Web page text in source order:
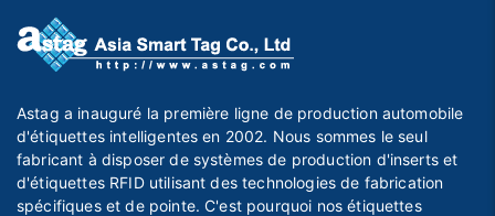
Astag a inauguré la première ligne de production automobile
d'étiquettes intelligentes en 2002. Nous sommes le seul
fabricant à disposer de systèmes de production d'inserts et
d'étiquettes RFID utilisant des technologies de fabrication
spécifiques et de pointe. C'est pourquoi nos étiquettes